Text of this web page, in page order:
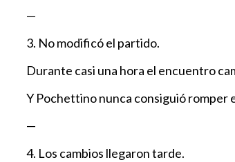
—
3. No modificó el partido.
Durante casi una hora el encuentro
Y Pochettino nunca consiguió romper
—
4. Los cambios llegaron tarde.